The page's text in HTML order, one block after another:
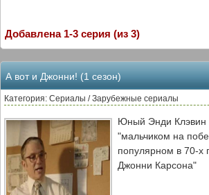
Добавлена 1-3 серия (из 3)
А вот и Джонни! (1 сезон)
Категория: Сериалы / Зарубежные сериалы
Юный Энди Клэвин
"мальчиком на
популярном в 70-х
Джонни Карсона"